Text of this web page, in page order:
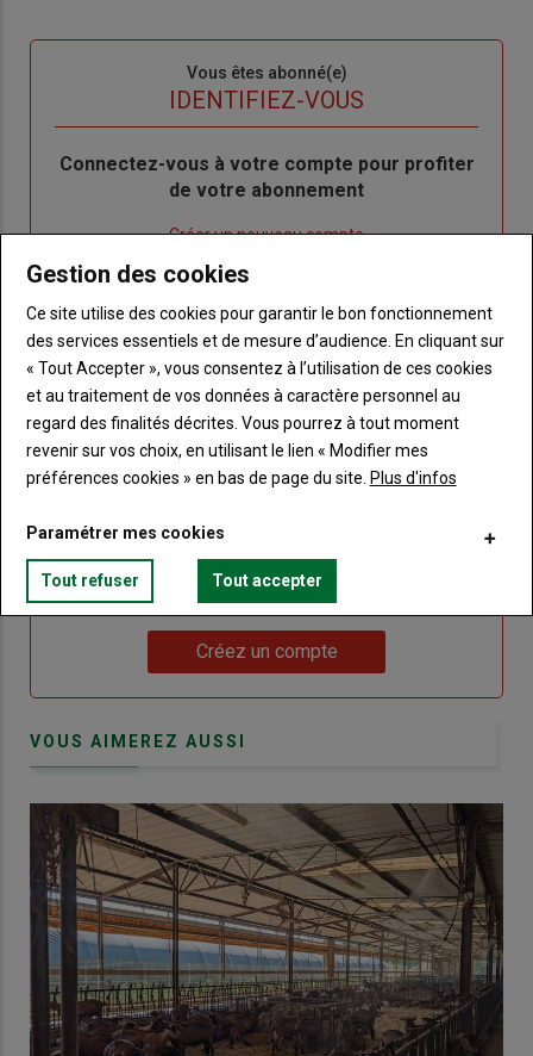
Vous êtes abonné(e)
IDENTIFIEZ-VOUS
Body
Connectez-vous à votre compte pour profiter
de votre abonnement
Lien
"Créer
nouveau
compte"
Créer un nouveau compte
Lien
votre
mot
de
passe"
Réinitialiser votre mot de passe
Lien
"Je
me
connecte"
Je me connecte
Sous-
Vous n'êtes pas abonné(e)
TITRE CRÉEZ UN COMPTE
BodyChoisissez votre formule et créez votre
compte pour accéder à tout Terre de
Touraine.
Créez un compte
VOUS AIMEREZ AUSSI
Gestion des cookies
Ce site utilise des cookies pour garantir le bon fonctionnement
des services essentiels et de mesure d’audience. En cliquant sur
« Tout Accepter », vous consentez à l’utilisation de ces cookies
et au traitement de vos données à caractère personnel au
regard des finalités décrites. Vous pourrez à tout moment
revenir sur vos choix, en utilisant le lien « Modifier mes
préférences cookies » en bas de page du site. Plus d'infos
Paramétrer mes cookies
Tout refuser Tout accepter